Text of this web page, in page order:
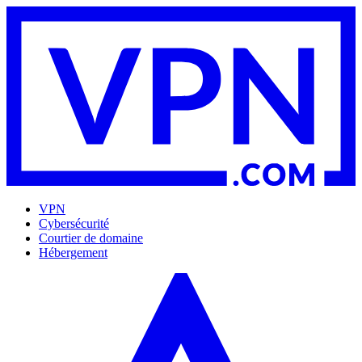
VPN
Cybersécurité
Courtier de domaine
Hébergement